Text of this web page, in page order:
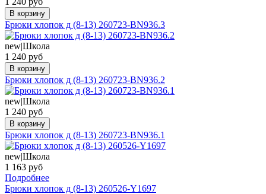
В корзину
Брюки хлопок д (8-13) 260723-BN936.3
new|Школа
1 240 руб
В корзину
Брюки хлопок д (8-13) 260723-BN936.2
new|Школа
1 240 руб
В корзину
Брюки хлопок д (8-13) 260723-BN936.1
new|Школа
1 163 руб
Подробнее
Брюки хлопок д (8-13) 260526-Y1697